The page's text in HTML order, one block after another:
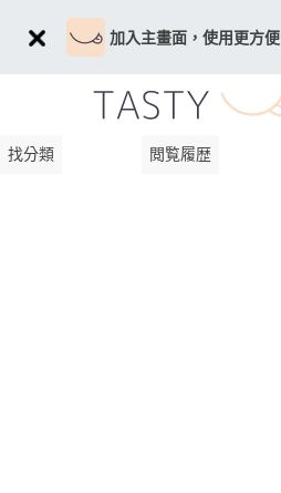
加入主畫面，使用更方便
找分類 閲覧履歴